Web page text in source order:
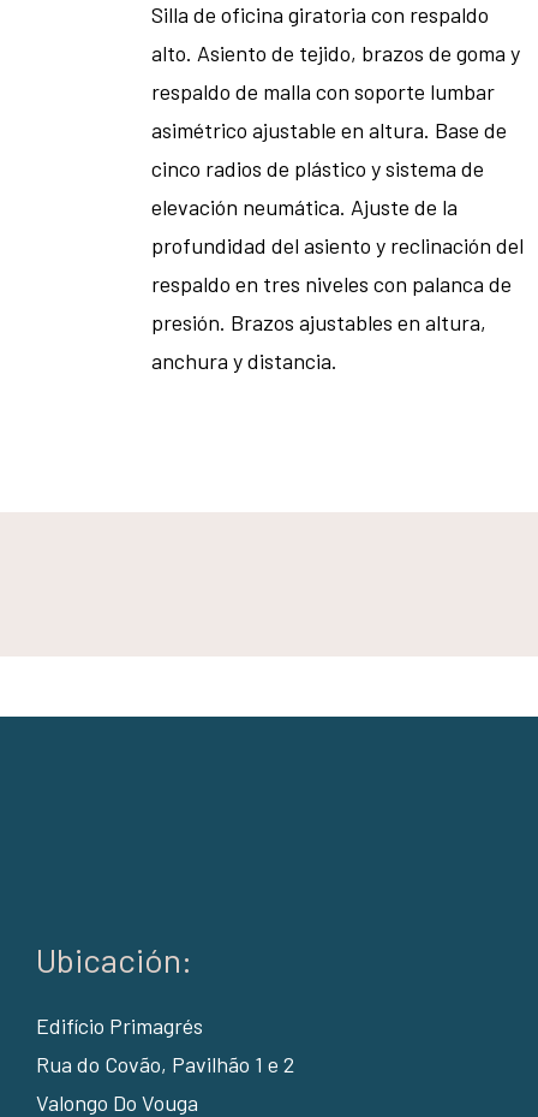
Silla de oficina giratoria con respaldo
alto. Asiento de tejido, brazos de goma y
respaldo de malla con soporte lumbar
asimétrico ajustable en altura. Base de
cinco radios de plástico y sistema de
elevación neumática. Ajuste de la
profundidad del asiento y reclinación del
respaldo en tres niveles con palanca de
presión. Brazos ajustables en altura,
anchura y distancia.
Ubicación:
Edifício Primagrés
Rua do Covão, Pavilhão 1 e 2
Valongo Do Vouga